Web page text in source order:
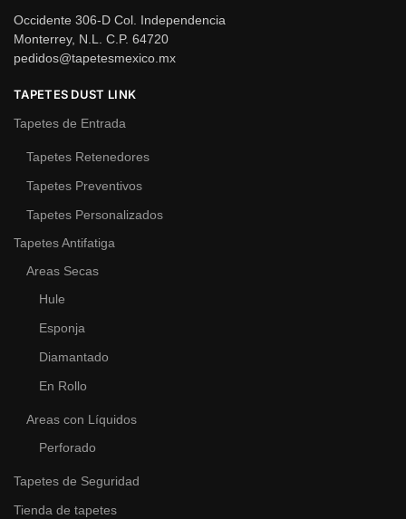
Occidente 306-D Col. Independencia
Monterrey, N.L. C.P. 64720
pedidos@tapetesmexico.mx
TAPETES DUST LINK
Tapetes de Entrada
Tapetes Retenedores
Tapetes Preventivos
Tapetes Personalizados
Tapetes Antifatiga
Areas Secas
Hule
Esponja
Diamantado
En Rollo
Areas con Líquidos
Perforado
Tapetes de Seguridad
Tienda de tapetes